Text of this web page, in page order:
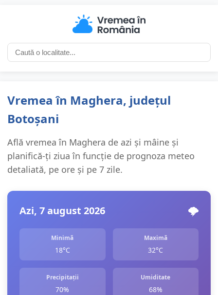
Vremea în Maghera, județul
Botoșani
Află vremea în Maghera de azi și mâine și
planifică-ți ziua în funcție de prognoza meteo
detaliată, pe ore și pe 7 zile.
Azi, 7 august 2026 🌩️
Minimă
18°C
Maximă
32°C
Precipitații
70%
Umiditate
68%